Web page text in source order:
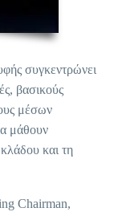
συγκεντρώνει
βασικούς
μέσων
μάθουν
κλάδου και τη
Chairman,